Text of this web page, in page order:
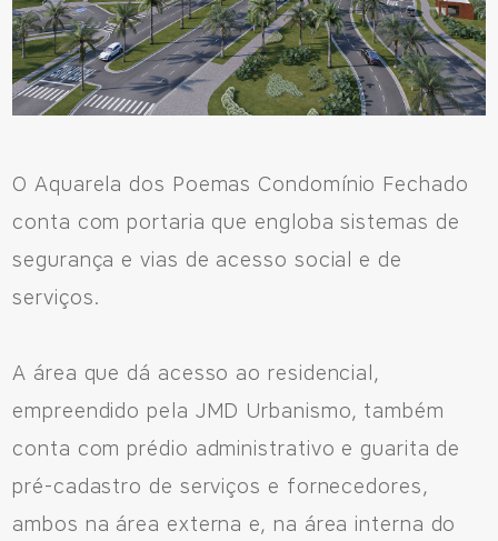
O Aquarela dos Poemas Condomínio Fechado
conta com portaria que engloba sistemas de
segurança e vias de acesso social e de
serviços.
A área que dá acesso ao residencial,
empreendido pela JMD Urbanismo, também
conta com prédio administrativo e guarita de
pré-cadastro de serviços e fornecedores,
ambos na área externa e, na área interna do